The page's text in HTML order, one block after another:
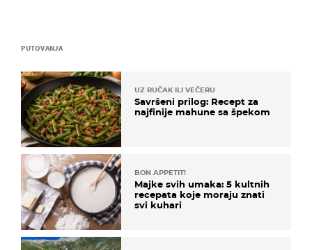
PUTOVANJA
UZ RUČAK ILI VEČERU
Savršeni prilog: Recept za
najfinije mahune sa špekom
BON APPETIT!
Majke svih umaka: 5 kultnih
recepata koje moraju znati
svi kuhari